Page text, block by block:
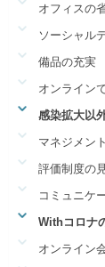
オフィスの
ソーシャル
備品の充実
オンライン
感染拡大以
マネジメン
評価制度の
コミュニケ
Withコロナ
オンライン